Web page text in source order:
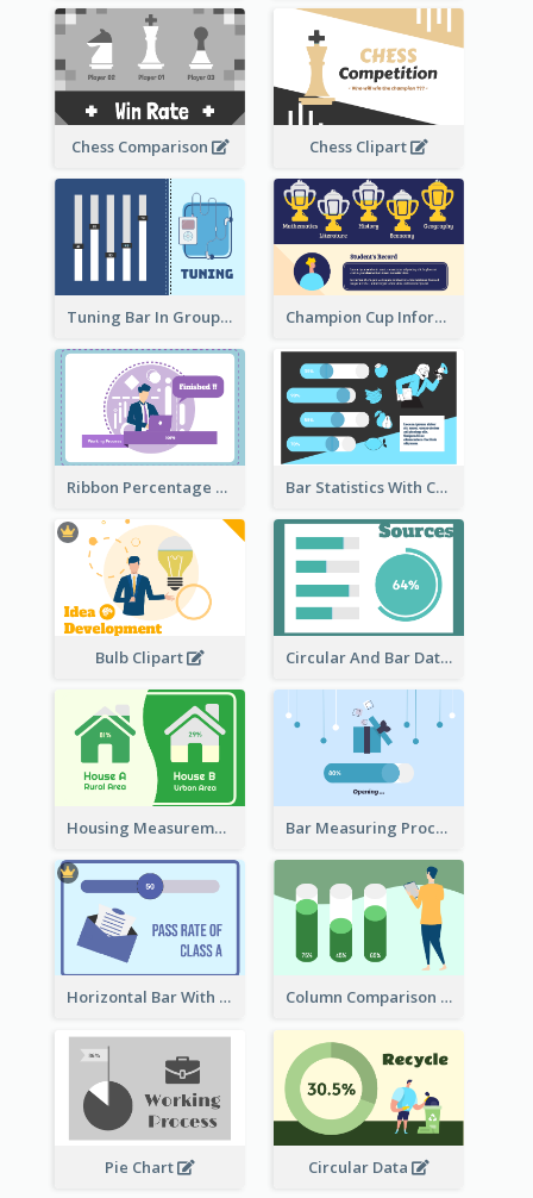
Chess Comparison Chess Clipart
Tuning Bar In Groups Champion Cup Informative Record
Ribbon Percentage Measurement Bar Statistics With Comparison
Bulb Clipart Circular And Bar Data
Housing Measurement Comparison Bar Measuring Process
Horizontal Bar With Button Column Comparison Record
Pie Chart Circular Data